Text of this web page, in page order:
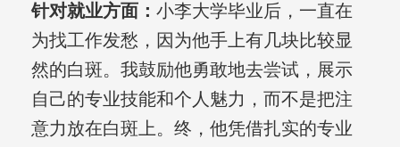
针对就业方面： 小李大学毕业后，一直在
为找工作发愁，因为他手上有几块比较显
然的白斑。我鼓励他勇敢地去尝试，展示
自己的专业技能和个人魅力，而不是把注
意力放在白斑上。终，他凭借扎实的专业